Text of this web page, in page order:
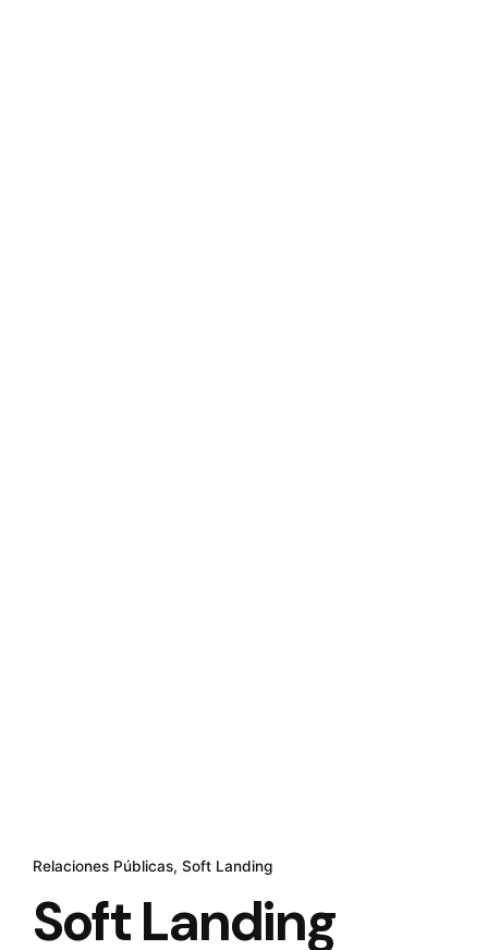
Relaciones Públicas Soft Landing
Soft Landing